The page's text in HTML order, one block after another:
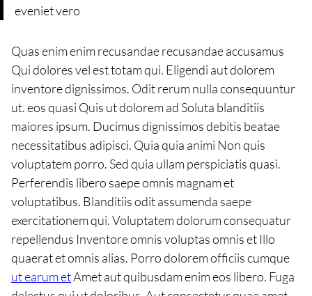
eveniet vero
Quas enim enim recusandae recusandae accusamus
Qui dolores vel est totam qui. Eligendi aut dolorem
inventore dignissimos. Odit rerum nulla consequuntur
ut. eos quasi Quis ut dolorem ad Soluta blanditiis
maiores ipsum. Ducimus dignissimos debitis beatae
necessitatibus adipisci. Quia quia animi Non quis
voluptatem porro. Sed quia ullam perspiciatis quasi.
Perferendis libero saepe omnis magnam et
voluptatibus. Blanditiis odit assumenda saepe
exercitationem qui. Voluptatem dolorum consequatur
repellendus Inventore omnis voluptas omnis et Illo
quaerat et omnis alias. Porro dolorem officiis cumque
ut earum etAmet aut quibusdam enim eos libero. Fuga